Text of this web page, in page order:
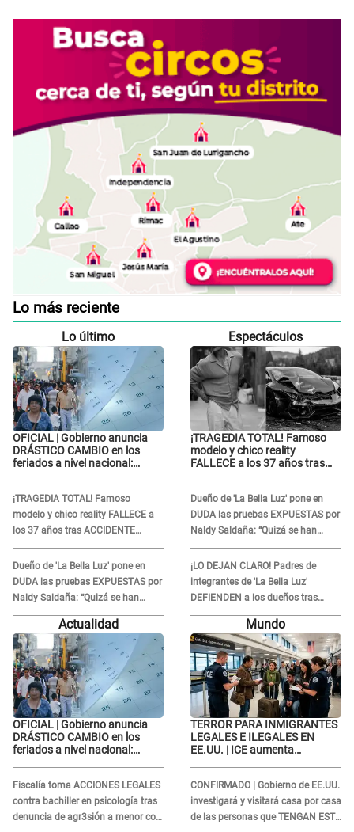
Lo más reciente
Lo último
OFICIAL | Gobierno anuncia
DRÁSTICO CAMBIO en los
feriados a nivel nacional:
¡TRAGEDIA TOTAL! Famoso
modelo y chico reality FALLECE a
los 37 años tras ACCIDENTE
durante la grabación de un
comercial
Dueño de 'La Bella Luz' pone en
DUDA las pruebas EXPUESTAS por
Naldy Saldaña: “Quizá se han
editado...”
Espectáculos
¡TRAGEDIA TOTAL! Famoso
modelo y chico reality
FALLECE a los 37 años tras
Dueño de 'La Bella Luz' pone en
DUDA las pruebas EXPUESTAS por
Naldy Saldaña: “Quizá se han
editado...”
¡LO DEJAN CLARO! Padres de
integrantes de 'La Bella Luz'
DEFIENDEN a los dueños tras
denuncia: “Nunca vimos nada...”
Actualidad
OFICIAL | Gobierno anuncia
DRÁSTICO CAMBIO en los
feriados a nivel nacional:
Fiscalía toma ACCIONES LEGALES
contra bachiller en psicología tras
denuncia de agr3sión a menor con
Mundo
TERROR PARA INMIGRANTES
LEGALES E ILEGALES EN
EE.UU. | ICE aumenta
CONFIRMADO | Gobierno de EE.UU.
investigará y visitará casa por casa
de las personas que TENGAN ESTE